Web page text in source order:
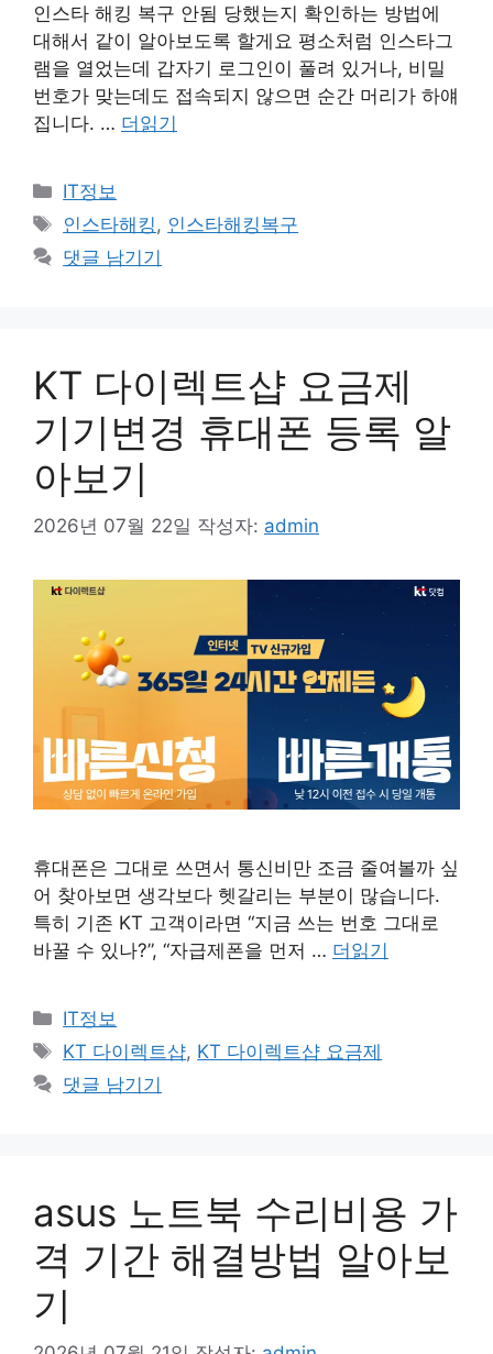
인스타 해킹 복구 안됨 당했는지 확인하는 방법에
대해서 같이 알아보도록 할게요 평소처럼 인스타그
램을 열었는데 갑자기 로그인이 풀려 있거나, 비밀
번호가 맞는데도 접속되지 않으면 순간 머리가 하얘
집니다. … 더읽기
카
테
리
IT정보
태
그
인스타해킹 , 인스타해킹복구
댓글 남기기
KT 다이렉트샵 요금제
기기변경 휴대폰 등록 알
아보기
2026년 07월 22일 작성자: admin
휴대폰은 그대로 쓰면서 통신비만 조금 줄여볼까 싶
어 찾아보면 생각보다 헷갈리는 부분이 많습니다.
특히 기존 KT 고객이라면 “지금 쓰는 번호 그대로
바꿀 수 있나?”, “자급제폰을 먼저 … 더읽기
카
테
리
IT정보
태
그
KT 다이렉트샵, KT 다이렉트샵 요금제
댓글 남기기
asus 노트북 수리비용 가
격 기간 해결방법 알아보
기